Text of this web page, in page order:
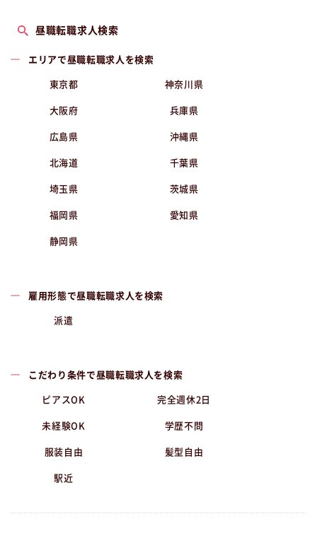
昼職転職求人検索
エリアで昼職転職求人を検索
東京都 神奈川県
大阪府 兵庫県
広島県 沖縄県
北海道 千葉県
埼玉県 茨城県
福岡県 愛知県
静岡県
雇用形態で昼職転職求人を検索
派遣
こだわり条件で昼職転職求人を検索
ピアスOK 完全週休2日
未経験OK 学歴不問
服装自由 髪型自由
駅近